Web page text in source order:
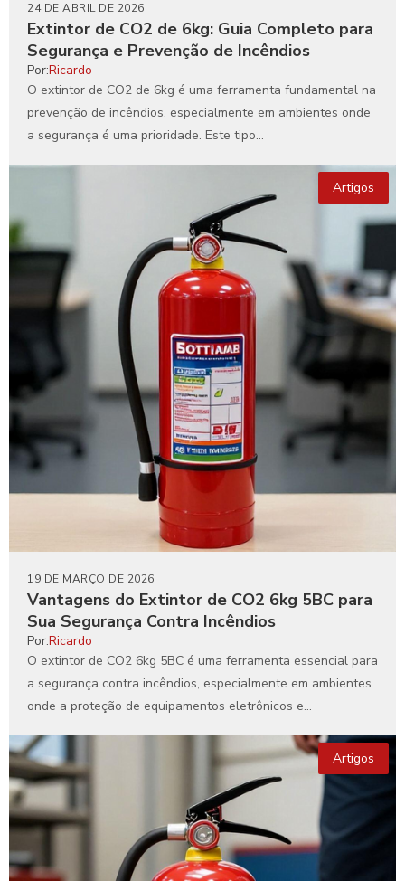
Extintor de CO2 de 6kg: Guia Completo para
Segurança e Prevenção de Incêndios
24 DE ABRIL DE 2026
Por:Ricardo
O extintor de CO2 de 6kg é uma ferramenta fundamental na
prevenção de incêndios, especialmente em ambientes onde
a segurança é uma prioridade. Este tipo...
Artigos
Vantagens do Extintor de CO2 6kg 5BC para
Sua Segurança Contra Incêndios
19 DE MARÇO DE 2026
Por:Ricardo
O extintor de CO2 6kg 5BC é uma ferramenta essencial para
a segurança contra incêndios, especialmente em ambientes
onde a proteção de equipamentos eletrônicos e...
Artigos